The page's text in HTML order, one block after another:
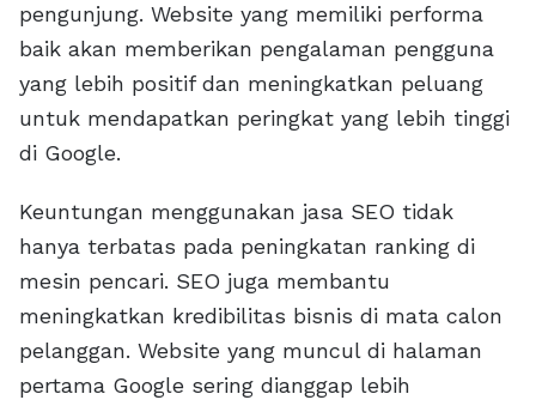
pengunjung. Website yang memiliki performa
baik akan memberikan pengalaman pengguna
yang lebih positif dan meningkatkan peluang
untuk mendapatkan peringkat yang lebih tinggi
di Google.
Keuntungan menggunakan jasa SEO tidak
hanya terbatas pada peningkatan ranking di
mesin pencari. SEO juga membantu
meningkatkan kredibilitas bisnis di mata calon
pelanggan. Website yang muncul di halaman
pertama Google sering dianggap lebih